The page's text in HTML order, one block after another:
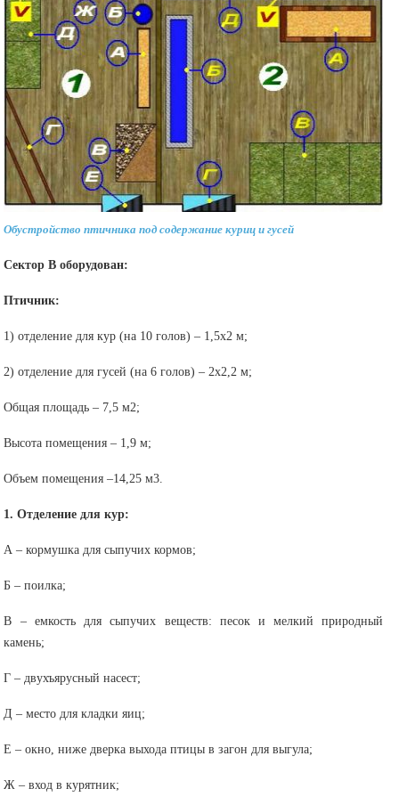
Обустройство птичника под содержание куриц и гусей
Сектор В оборудован:
Птичник:
1) отделение для кур (на 10 голов) – 1,5х2 м;
2) отделение для гусей (на 6 голов) – 2х2,2 м;
Общая площадь – 7,5 м2;
Высота помещения – 1,9 м;
Объем помещения –14,25 м3.
1. Отделение для кур:
А – кормушка для сыпучих кормов;
Б – поилка;
В – емкость для сыпучих веществ: песок и мелкий природный
камень;
Г – двухъярусный насест;
Д – место для кладки яиц;
Е – окно, ниже дверка выхода птицы в загон для выгула;
Ж – вход в курятник;